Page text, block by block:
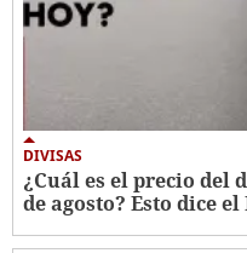
DIVISAS
¿Cuál es el precio del
de agosto? Esto dice el